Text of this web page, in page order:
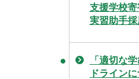
支援学校
実習助手
「適切な
ドライン